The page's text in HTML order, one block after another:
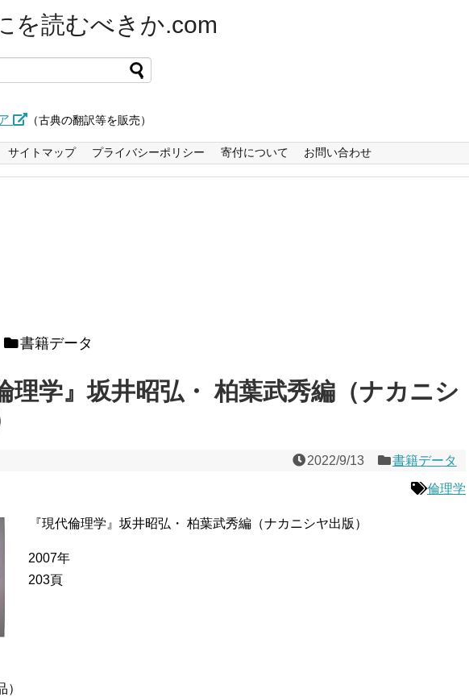
を読むべきか.com
（古典の翻訳等を販売）
サイトマップ プライバシーポリシー 寄付について お問い合わせ
書籍データ
理学』坂井昭弘・ 柏葉武秀編（ナカニシ
2022/9/13 書籍データ
倫理学
『現代倫理学』坂井昭弘・ 柏葉武秀編（ナカニシヤ出版）
2007年
203頁
）